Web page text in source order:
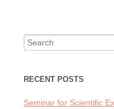
Search
for:
RECENT POSTS
Seminar for Scientific